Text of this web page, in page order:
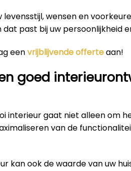
levensstijl, wensen en
past bij uw persoonlijkheid
eenvrijblijvende offerteaan!
goed
interieur gaat niet alleen om
van de
kan ook de waarde van uw